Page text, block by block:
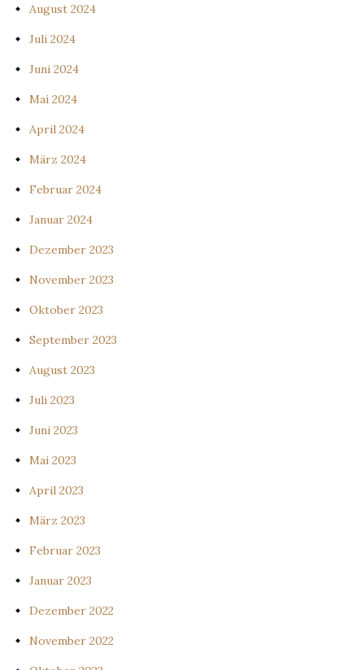
August 2024
Juli 2024
Juni 2024
Mai 2024
April 2024
März 2024
Februar 2024
Januar 2024
Dezember 2023
November 2023
Oktober 2023
September 2023
August 2023
Juli 2023
Juni 2023
Mai 2023
April 2023
März 2023
Februar 2023
Januar 2023
Dezember 2022
November 2022